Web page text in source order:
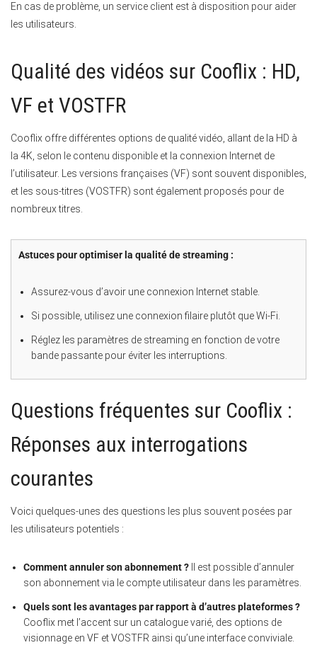
En cas de problème, un service client est à disposition pour aider
les utilisateurs.
Qualité des vidéos sur Cooflix : HD,
VF et VOSTFR
Cooflix offre différentes options de qualité vidéo, allant de la HD à
la 4K, selon le contenu disponible et la connexion Internet de
l’utilisateur. Les versions françaises (VF) sont souvent disponibles,
et les sous-titres (VOSTFR) sont également proposés pour de
nombreux titres.
Astuces pour optimiser la qualité de streaming :
Assurez-vous d’avoir une connexion Internet stable.
Si possible, utilisez une connexion filaire plutôt que Wi-Fi.
Réglez les paramètres de streaming en fonction de votre
bande passante pour éviter les interruptions.
Questions fréquentes sur Cooflix :
Réponses aux interrogations
courantes
Voici quelques-unes des questions les plus souvent posées par
les utilisateurs potentiels :
Comment annuler son abonnement ? Il est possible d’annuler
son abonnement via le compte utilisateur dans les paramètres.
Quels sont les avantages par rapport à d’autres plateformes ?
Cooflix met l’accent sur un catalogue varié, des options de
visionnage en VF et VOSTFR ainsi qu’une interface conviviale.